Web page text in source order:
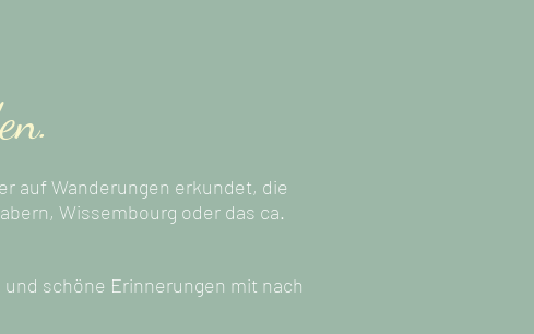
auf Wanderungen erkundet, die
Wissembourg oder das ca.
schöne Erinnerungen mit nach